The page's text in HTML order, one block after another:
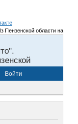
Пензенской области на
Войти